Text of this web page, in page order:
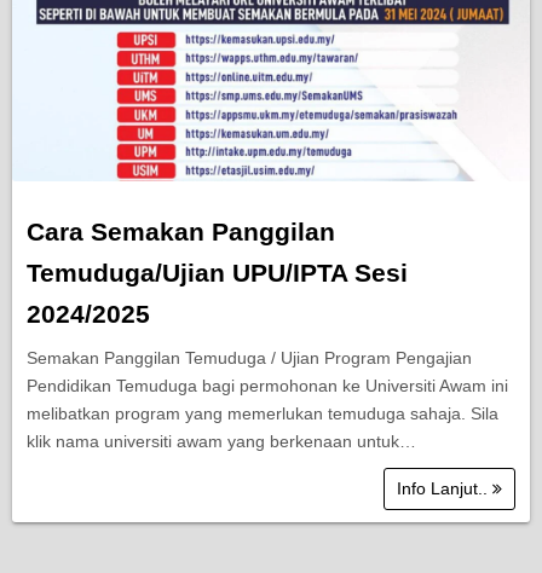
Cara Semakan Panggilan
Temuduga/Ujian UPU/IPTA Sesi
2024/2025
Semakan Panggilan Temuduga / Ujian Program Pengajian
Pendidikan Temuduga bagi permohonan ke Universiti Awam ini
melibatkan program yang memerlukan temuduga sahaja. Sila
klik nama universiti awam yang berkenaan untuk…
Info Lanjut..